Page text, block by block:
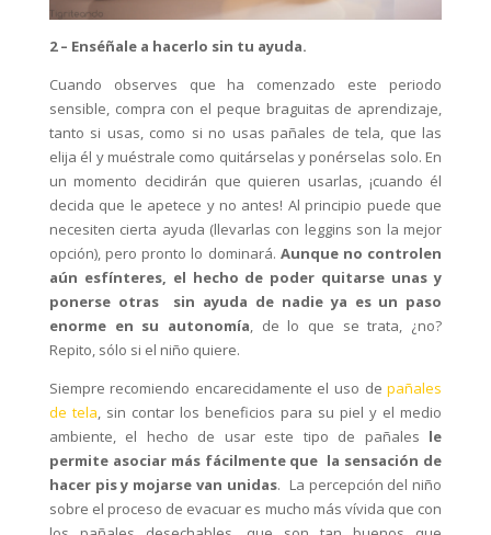
2 – Enséñale a hacerlo sin tu ayuda.
Cuando observes que ha comenzado este periodo
sensible, compra con el peque braguitas de aprendizaje,
tanto si usas, como si no usas pañales de tela, que las
elija él y muéstrale como quitárselas y ponérselas solo. En
un momento decidirán que quieren usarlas, ¡cuando él
decida que le apetece y no antes! Al principio puede que
necesiten cierta ayuda (llevarlas con leggins son la mejor
opción), pero pronto lo dominará. Aunque no controlen
aún esfínteres, el hecho de poder quitarse unas y
ponerse otras sin ayuda de nadie ya es un paso
enorme en su autonomía, de lo que se trata, ¿no?
Repito, sólo si el niño quiere.
Siempre recomiendo encarecidamente el uso depañales
de tela, sin contar los beneficios para su piel y el medio
ambiente, el hecho de usar este tipo de pañales le
permite asociar más fácilmente que la sensación de
hacer pis y mojarse van unidas. La percepción del niño
sobre el proceso de evacuar es mucho más vívida que con